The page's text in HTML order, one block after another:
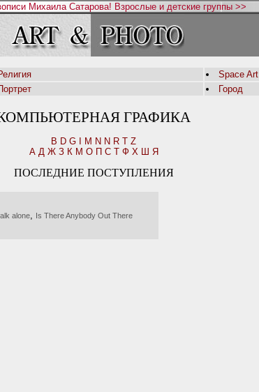
Михаила Сатарова! Взрослые и детские группы >>
Space Art
Город
ГРАФИКА
B D G M N N R T Z
А Д Ж З К М О П С Т Ф Х Ш Я
ПОСЛЕДНИЕ ПОСТУПЛЕНИЯ
alone Is There Anybody Out There